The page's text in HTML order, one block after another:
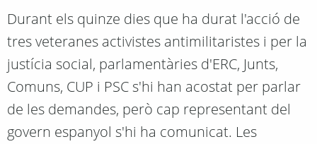
Durant els quinze dies que ha durat l'acció de
tres veteranes activistes antimilitaristes i per la
justícia social, parlamentàries d'ERC, Junts,
Comuns, CUP i PSC s'hi han acostat per parlar
de les demandes, però cap representant del
govern espanyol s'hi ha comunicat. Les